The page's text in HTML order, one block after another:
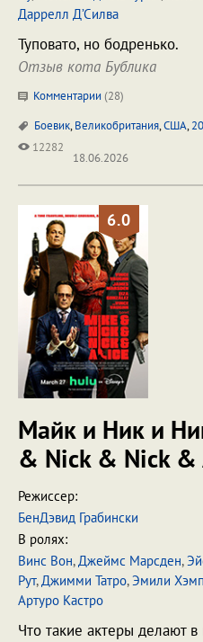
Даррелл Д’Силва
Туповато, но бодренько.
Отзыв кота Бублика
Комментарии (28)
Боевик,Великобритания,США,
12282
18.06.2026
6.0
Майк и Ник и
& Nick & Nick &
Режиссер:
БенДэвид Грабински
В ролях:
Винс Вон,Джеймс Марсден,
Рут,Джимми Татро,Эмили
Артуро Кастро
Что такие актеры делают